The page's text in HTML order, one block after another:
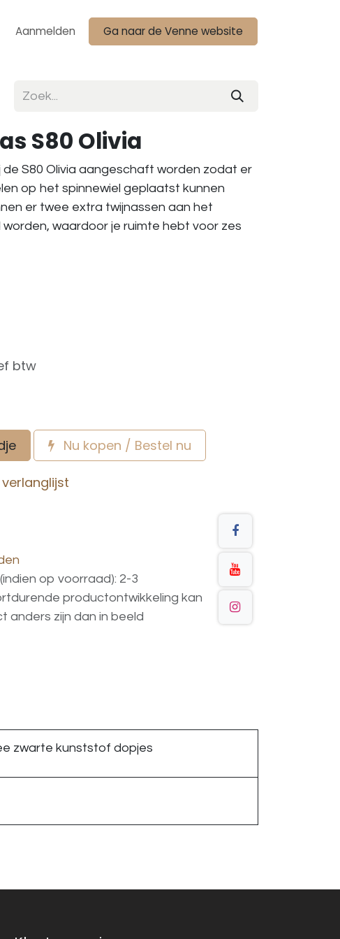
Aanmelden Ga naar de Venne website
S80 Olivia
de S80 Olivia aangeschaft worden zodat er
op het spinnewiel geplaatst kunnen
er twee extra twijnassen aan het
waardoor je ruimte hebt voor zes
btw
Nu kopen / Bestel nu
op voorraad): 2-3
productontwikkeling kan
anders zijn dan in beeld
zwarte kunststof dopjes